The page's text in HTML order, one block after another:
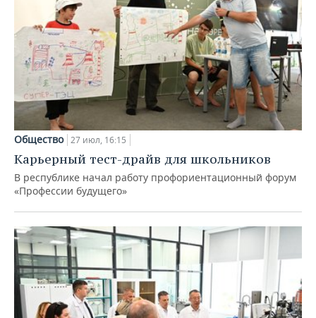
Общество 27 июл, 16:15
Карьерный тест-драйв для школьников
В республике начал работу профориентационный форум
«Профессии будущего»